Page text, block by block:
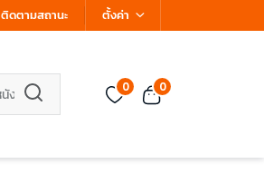
ติดตามสถานะ ตั้งค่า
0 0